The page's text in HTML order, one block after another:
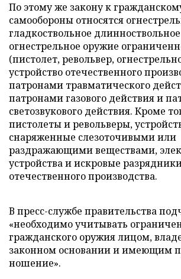
По этому же закону к
самообороны относятся
гладкоствольное
огнестрельное оружие
(пистолет, револьвер,
устройство отечественного
патронами травматического
патронами газового действия и
светозвукового действия. Кроме
пистолеты и револьверы,
снаряженные слезоточивыми или
раздражающими веществами,
устройства и искровые
отечественного производства.
В пресс-службе правительства
«необходимо учитывать
гражданского оружия лицом,
законном основании и имеющим
ношение».